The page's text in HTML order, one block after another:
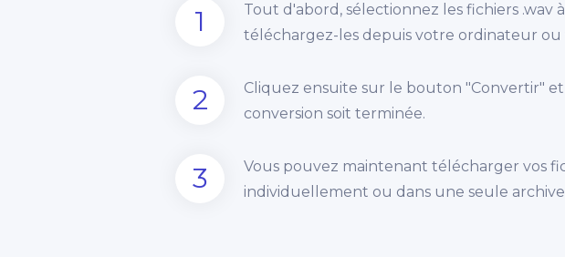
1
Tout d'abord, sélectionnez les fichiers .wav
téléchargez-les depuis votre ordinateur ou
2
Cliquez ensuite sur le bouton "Convertir"
conversion soit terminée.
3
Vous pouvez maintenant télécharger vos
individuellement ou dans une seule